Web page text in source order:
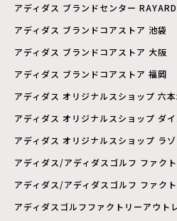
アディダス ブランドセンター
アディダス ブランドコアストア 池袋
アディダス ブランドコアストア 大阪
アディダス ブランドコアストア 福岡
アディダス オリジナルスショップ 六
アディダス オリジナルスショップ ダ
アディダス オリジナルスショップ ラ
アディダス/アディダスゴルフ ファク
アディダス/アディダスゴルフ ファク
アディダスゴルフファクトリーアウト